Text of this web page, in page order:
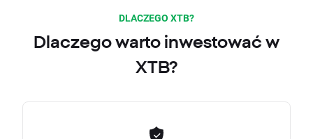
DLACZEGO XTB?
Dlaczego warto inwestować w
XTB?